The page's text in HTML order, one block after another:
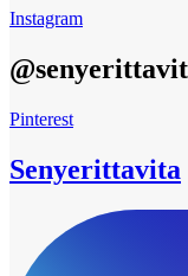
Instagram
Pinterest
Senyerittavita